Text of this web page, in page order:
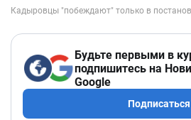
Будьте первыми в
подпишитесь на
Google
Подписаться